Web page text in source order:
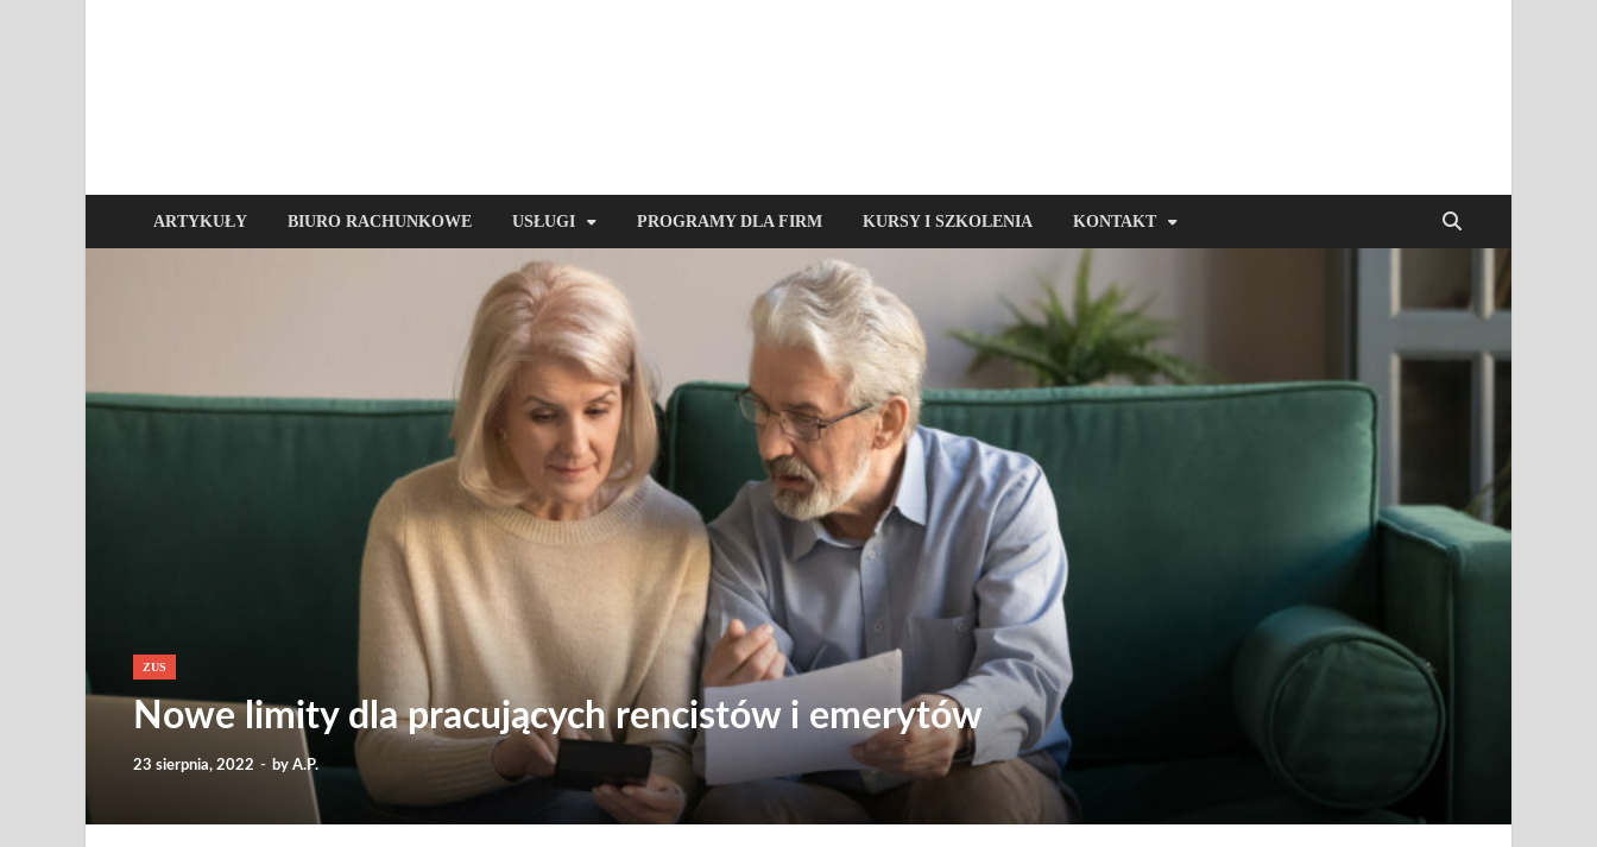
ARTYKUŁY BIURO RACHUNKOWE USŁUGI PROGRAMY DLA FIRM KURSY I SZKOLENIA KONTAKT
ZUS
Nowe limity dla pracujących rencistów i emerytów
23 sierpnia, 2022 - by A.P.